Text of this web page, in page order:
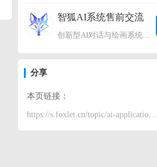
智狐AI系统售前交流
创新型AI对话与绘画系统（非官方） 如需购买请联系微信客服：lonconst
分享
本页链接：
https://s.foxlet.cn/topic/ai-application-security